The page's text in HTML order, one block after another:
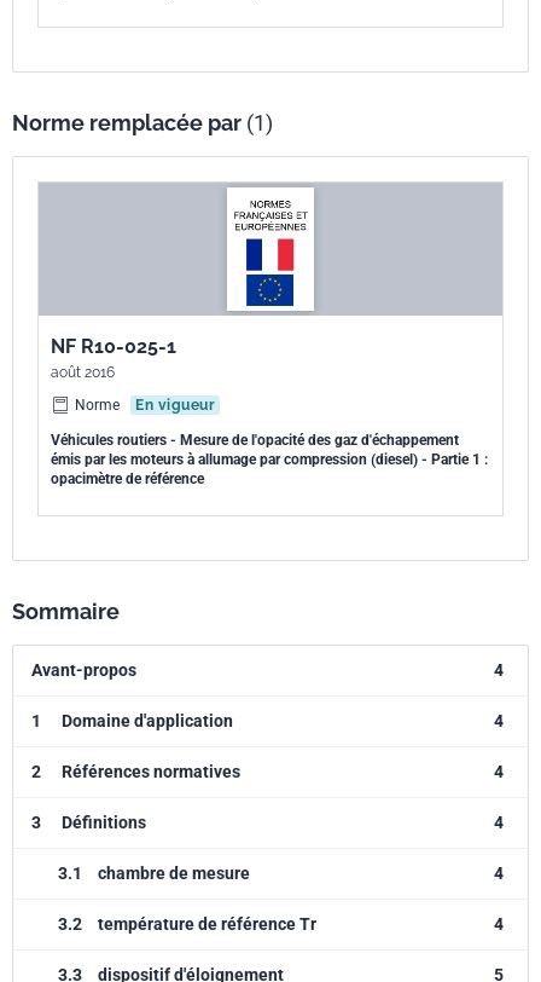
Norme remplacée par (1)
NF R10-025-1
août 2016
Norme
En vigueur
Véhicules routiers - Mesure de l'opacité des gaz d'échappement
émis par les moteurs à allumage par compression (diesel) - Partie 1 :
opacimètre de référence
Sommaire
Avant-propos 4
1 Domaine d'application 4
2 Références normatives 4
3 Définitions 4
3.1 chambre de mesure 4
3.2 température de référence Tr 4
3.3 dispositif d'éloignement 5